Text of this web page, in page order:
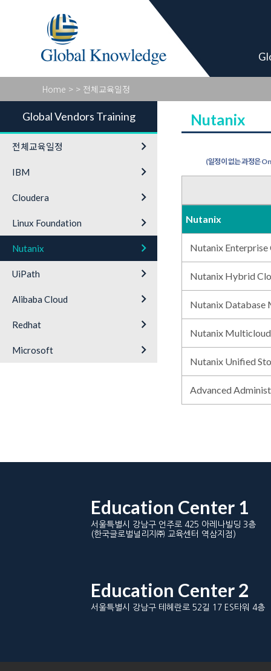
Global
Home > > 전체교육일정
Global Vendors Training
전체교육일정 keyboard_arrow_right
IBM keyboard_arrow_right
Cloudera keyboard_arrow_right
Linux Foundation keyboard_arrow_right
Nutanix keyboard_arrow_right
UiPath keyboard_arrow_right
Alibaba Cloud keyboard_arrow_right
Redhat keyboard_arrow_right
Microsoft keyboard_arrow_right
Nutanix
(일정이 없는 과정은
Nutanix
Nutanix
Nutanix Hybrid
Nutanix Database
Nutanix
Nutanix Unified
Advanced
Education Center 1
서울특별시 강남구 언주로 425 아레나빌딩 3층
(한국글로벌널리지㈜ 교육센터 역삼지점)
Education Center 2
서울특별시 강남구 테헤란로 52길 17 ES타워 4층